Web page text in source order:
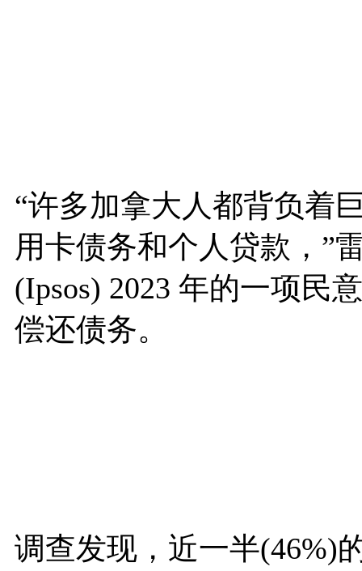
“许多加拿大人都背负着
用卡债务和个人贷款，”
(Ipsos) 2023 年的一项民
偿还债务。
调查发现，近一半(46%)